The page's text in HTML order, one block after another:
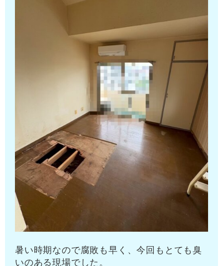
暑い時期なので腐敗も早く、今回もとても臭
いのある現場でした。